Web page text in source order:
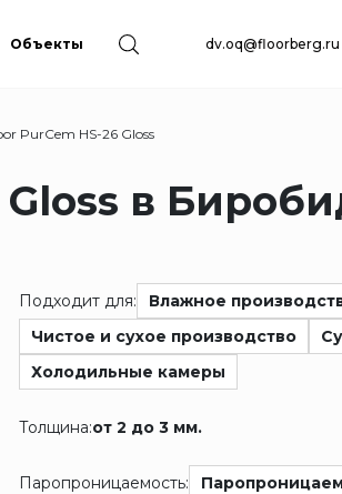
Объекты dv.oq@floorberg.ru
PurCem HS-26 Gloss
Gloss в
Подходит для:
Влажное
Чистое и сухое производство
Холодильные камеры
Толщина:от 2 до 3 мм.
Паропроницаемость: